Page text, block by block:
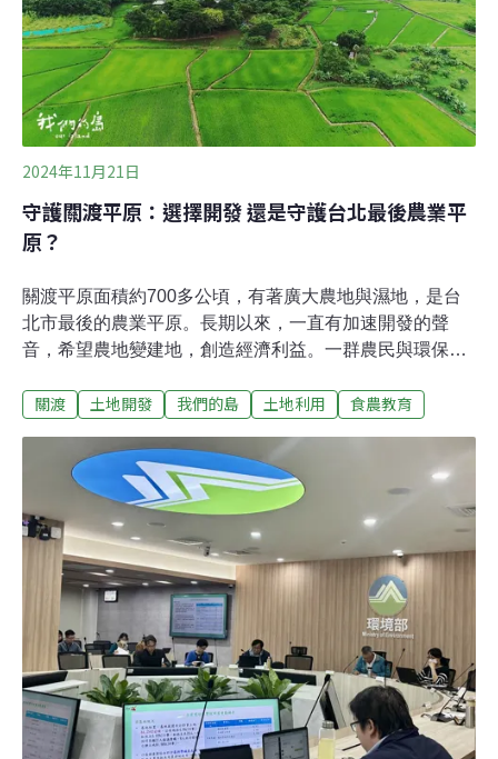
裡的清新環境所吸引。但是工業區一來，憂心帶來污染，
居民相當無奈。彰化環保聯盟專員吳慧君表示，此區域在
全國國土計畫會議中，獲得土地不宜開發的建議，彰化縣
政府進行環評審議時，並未參照建議，依舊通過環評進行
開發，形成國土計畫全面實施前，地方政府不斷搶先開發
土地的亂象。莿桐部落林淑玲家園被認定違建
2024年11月21日
守護關渡平原：選擇開發 還是守護台北最後農業平
原？
關渡平原面積約700多公頃，有著廣大農地與濕地，是台
北市最後的農業平原。長期以來，一直有加速開發的聲
音，希望農地變建地，創造經濟利益。一群農民與環保人
都市型食農教育基地 卻一直有開發壓力農民鄭雄傑，正在
年前，鄭雄傑投入友善種植，希望種出更優質的稻米。種
稻之外，也加入台北市政府推動的食農教育，讓親子走入
田區，認識台北市的農地。但是關渡平原一直有開發壓
力，30年前大巨蛋棒球場興建計畫停止後，又計畫建設各
種公園，現今許多農地都是公園預定地。鄭雄傑的農地，
就有部分被編列為公園預定地。一場活動中，家長帶著孩
子在農地遊玩，聆聽關渡平原的故事，覺得農地一旦開
發，實在很可惜。關渡平原上一家有機蛋雞農場，農場主
人佳敏準備飼料，帶參訪學員進入雞舍。佳敏原本從事廣
告業，因為有著田園夢，回到關渡平原上的家族農地，開
關渡 土地開發 我們的島 土地利用 食農教育